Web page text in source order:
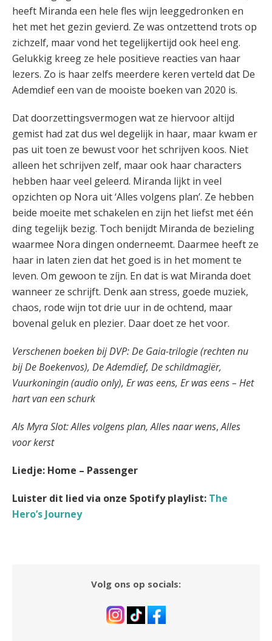
heeft Miranda een hele fles wijn leeggedronken en
het met het gezin gevierd. Ze was ontzettend trots op
zichzelf, maar vond het tegelijkertijd ook heel eng.
Gelukkig kreeg ze hele positieve reacties van haar
lezers. Zo is haar zelfs meerdere keren verteld dat De
Ademdief een van de mooiste boeken van 2020 is.
Dat doorzettingsvermogen wat ze hiervoor altijd
gemist had zat dus wel degelijk in haar, maar kwam er
pas uit toen ze bewust voor het schrijven koos. Niet
alleen het schrijven zelf, maar ook haar characters
hebben haar veel geleerd. Miranda lijkt in veel
opzichten op Nora uit ‘Alles volgens plan’. Ze hebben
beide moeite met schakelen en zijn het liefst met één
ding tegelijk bezig. Toch benijdt Miranda de bezieling
waarmee Nora dingen onderneemt. Daarmee heeft ze
haar in laten zien dat het goed is in het moment te
leven. Om gewoon te zíjn. En dat is wat Miranda doet
wanneer ze schrijft. Denk aan stress, goede muziek,
chaos, rode wijn tot drie uur in de ochtend, maar
bovenal geluk en plezier. Daar doet ze het voor.
Verschenen boeken bij DVP: De Gaia-trilogie (rechten nu
bij De Boekenvos), De Ademdief, De schildmagiër,
Vuurkoningin (audio only), Er was eens, Er was eens – Het
hart van een schurk
Als Myra Slot: Alles volgens plan, Alles naar wens,Alles
voor kerst
Liedje: Home – Passenger
Luister dit lied via onze Spotify playlist: The
Hero’s Journey
Volg ons op socials: